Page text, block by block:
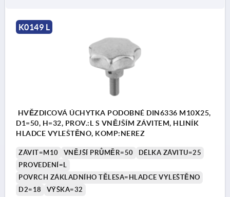
K0149 L
HVĚZDICOVÁ ÚCHYTKA PODOBNÉ DIN6336 M10X25,
D1=50, H=32, PROV.:L S VNĚJŠÍM ZÁVITEM, HLINÍK
HLADCE VYLEŠTĚNO, KOMP:NEREZ
ZÁVIT=M10 VNĚJŠÍ PRŮMĚR=50
DÉLKA ZÁVITU=25
PROVEDENÍ=L
POVRCH ZÁKLADNÍHO TĚLESA=HLADCE VYLEŠTĚNO
D2=18
VÝŠKA=32